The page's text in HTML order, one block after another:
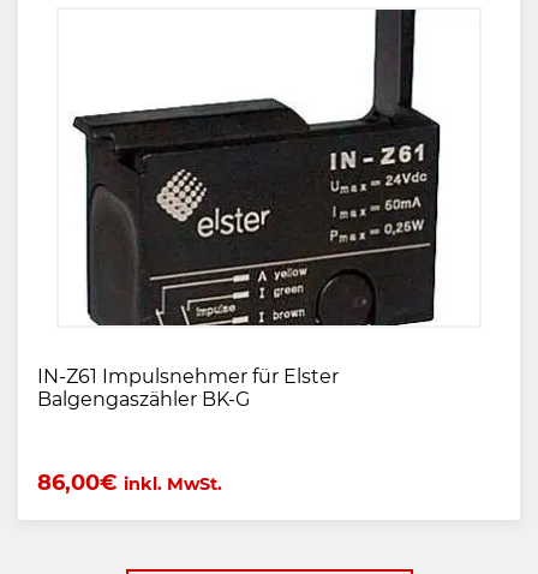
IN-Z61 Impulsnehmer für Elster
Balgengaszähler BK-G
86,00€ inkl. MwSt.